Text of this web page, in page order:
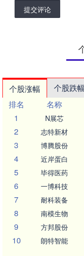
提交评论
个股涨幅 个股跌幅
排名
名称
1
N展芯
2 志特新材
3 博腾股份
4 近岸蛋白
5 毕得医药
6 一博科技
7 耐科装备
8 南模生物
9 方邦股份
10 朗特智能